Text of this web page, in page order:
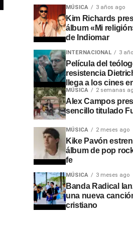
MÚSICA 3 años ago
Kim Richards
álbum «Mi
de Indiomar
INTERNACIONAL 3
Película del
resistencia
llega a los cines
MÚSICA 2 semanas
Alex Campos
sencillo titulado
MÚSICA 2 meses ago
Kike Pavón
álbum de pop
fe
MÚSICA 3 meses ago
Banda Radical
una nueva
cristiano